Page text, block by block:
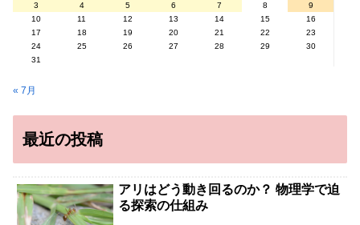
3
4 5 6 7 8
9
10
11 12 13 14 15
16
17
18 19 20 21 22
23
24
25 26 27 28 29
30
31
« 7月
最近の投稿
アリはどう動き回るのか？ 物理学で迫
る探索の仕組み